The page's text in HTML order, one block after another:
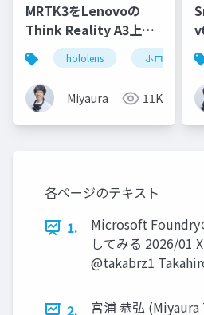
MRTK3をLenovoの
Think Reality A3上で
動かす - Snapdragon
Spaces SDKの紹介
hololens ホロマジ
Miyaura 11K
各ページのテキスト
1.
Microsoft Foundry
してみる 2026/01
@takabrz1
2. 宮浦 恭弘